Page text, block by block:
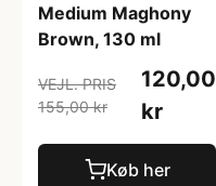
Medium Maghony
Brown, 130 ml
VEJL. PRIS
155,00 kr
120,00
kr
Køb her